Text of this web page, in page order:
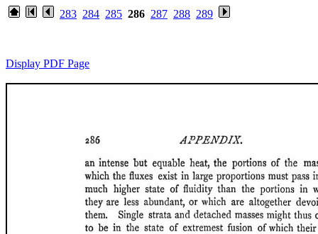
283 284 285 286 287 288 289
Display PDF Page